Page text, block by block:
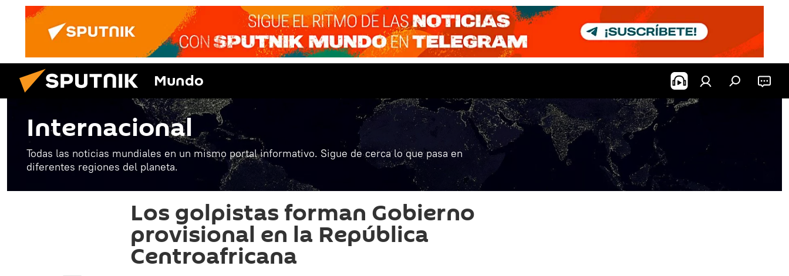
Mundo
Internacional
Todas las noticias mundiales en un mismo portal informativo. Sigue de cerca lo que pasa en
diferentes regiones del planeta.
Los golpistas forman Gobierno
provisional en la República
Centroafricana